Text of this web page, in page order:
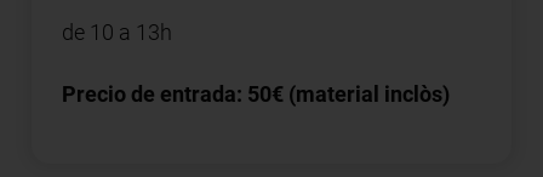
de 10 a 13h
Precio de entrada: 50€ (material inclòs)